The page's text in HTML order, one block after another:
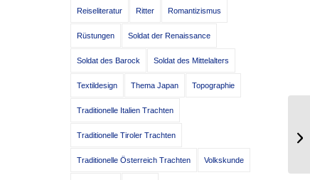
Reiseliteratur Ritter Romantizismus
Rüstungen Soldat der Renaissance
Soldat des Barock Soldat des Mittelalters
Textildesign Thema Japan Topographie
Traditionelle Italien Trachten
Traditionelle Tiroler Trachten
Traditionelle Österreich Trachten Volkskunde